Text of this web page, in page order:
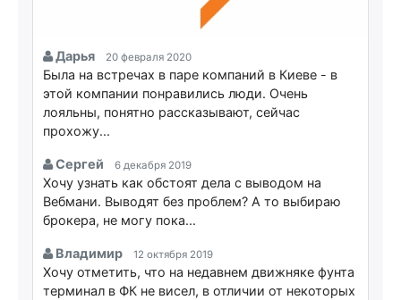
Дарья 20 февраля 2020
Была на встречах в паре компаний в Киеве - в
этой компании понравились люди. Очень
лояльны, понятно рассказывают, сейчас
прохожу...
Сергей 6 декабря 2019
Хочу узнать как обстоят дела с выводом на
Вебмани. Выводят без проблем? А то выбираю
брокера, не могу пока...
Владимир 12 октября 2019
Хочу отметить, что на недавнем движняке фунта
терминал в ФК не висел, в отличии от некоторых